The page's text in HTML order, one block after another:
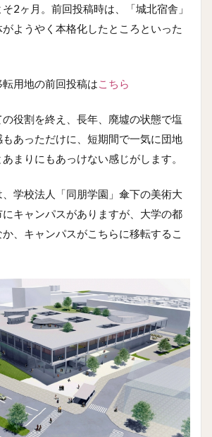
2ヶ月。前回投稿時は、「城北宿舎」
ようやく本格化したところといった
用地の前回投稿はこちら
役割を終え、長年、廃墟の状態で塩
あっただけに、短期間で一気に団地
まりにもあっけない感じがします。
学校法人「同朋学園」傘下の美術大
キャンパスがありますが、大学の都
、キャンパスがこちらに移転するこ